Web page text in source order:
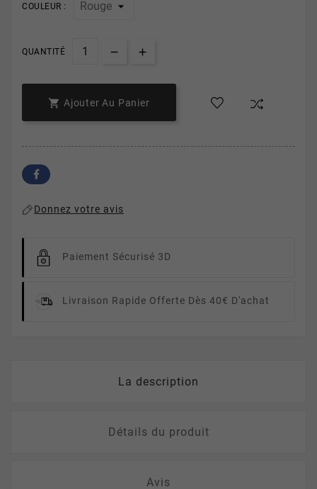
COULEUR :
QUANTITÉ
 Ajouter Au Panier
Donnez votre avis
Paiement Sécurisé 3D
Livraison Rapide Offerte Dès 40€ D'achat
La description
Détails du produit
Avis